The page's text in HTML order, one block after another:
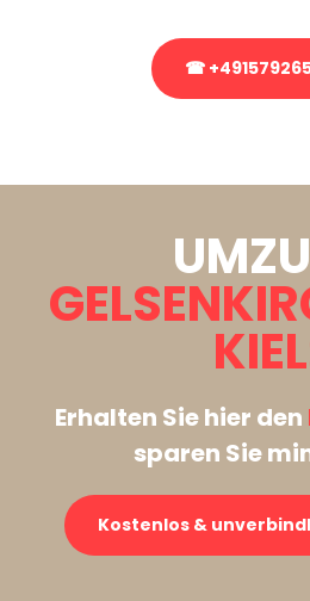
☎
Erhalten Sie hier den
sparen Sie
Kostenlos &